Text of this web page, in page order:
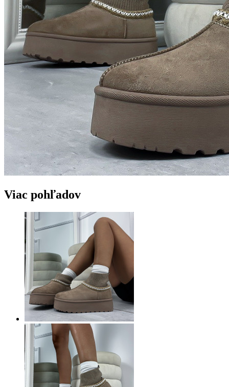
Viac pohľadov